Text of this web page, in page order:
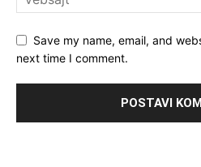
Save my name, email, and
next time I comment.